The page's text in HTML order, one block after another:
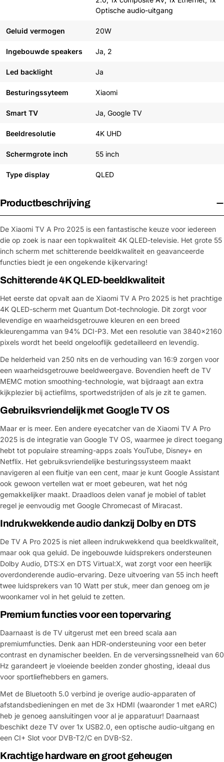
Optische audio-uitgang
Geluid vermogen 20W
Ingebouwde speakers Ja, 2
Led backlight Ja
Besturingssyteem Xiaomi
Smart TV Ja, Google TV
Beeldresolutie 4K UHD
Schermgrote inch 55 inch
Type display QLED
Productbeschrijving
De Xiaomi TV A Pro 2025 is een fantastische keuze voor iedereen
die op zoek is naar een topkwaliteit 4K QLED-televisie. Het grote 55
inch scherm met schitterende beeldkwaliteit en geavanceerde
functies biedt je een ongekende kijkervaring!
Schitterende 4K QLED-beeldkwaliteit
Het eerste dat opvalt aan de Xiaomi TV A Pro 2025 is het prachtige
4K QLED-scherm met Quantum Dot-technologie. Dit zorgt voor
levendige en waarheidsgetrouwe kleuren en een breed
kleurengamma van 94% DCI-P3. Met een resolutie van 3840x2160
pixels wordt het beeld ongelooflijk gedetailleerd en levendig.
De helderheid van 250 nits en de verhouding van 16:9 zorgen voor
een waarheidsgetrouwe beeldweergave. Bovendien heeft de TV
MEMC motion smoothing-technologie, wat bijdraagt aan extra
kijkplezier bij actiefilms, sportwedstrijden of als je zit te gamen.
Gebruiksvriendelijk met Google TV OS
Maar er is meer. Een andere eyecatcher van de Xiaomi TV A Pro
2025 is de integratie van Google TV OS, waarmee je direct toegang
hebt tot populaire streaming-apps zoals YouTube, Disney+ en
Netflix. Het gebruiksvriendelijke besturingssysteem maakt
navigeren al een fluitje van een cent, maar je kunt Google Assistant
ook gewoon vertellen wat er moet gebeuren, wat het nóg
gemakkelijker maakt. Draadloos delen vanaf je mobiel of tablet
regel je eenvoudig met Google Chromecast of Miracast.
Indrukwekkende audio dankzij Dolby en DTS
De TV A Pro 2025 is niet alleen indrukwekkend qua beeldkwaliteit,
maar ook qua geluid. De ingebouwde luidsprekers ondersteunen
Dolby Audio, DTS:X en DTS Virtual:X, wat zorgt voor een heerlijk
overdonderende audio-ervaring. Deze uitvoering van 55 inch heeft
twee luidsprekers van 10 Watt per stuk, meer dan genoeg om je
woonkamer vol in het geluid te zetten.
Premium functies voor een topervaring
Daarnaast is de TV uitgerust met een breed scala aan
premiumfuncties. Denk aan HDR-ondersteuning voor een beter
contrast en dynamischer beelden. En de verversingssnelheid van 60
Hz garandeert je vloeiende beelden zonder ghosting, ideaal dus
voor sportliefhebbers en gamers.
Met de Bluetooth 5.0 verbind je overige audio-apparaten of
afstandsbedieningen en met de 3x HDMI (waaronder 1 met eARC)
heb je genoeg aansluitingen voor al je apparatuur! Daarnaast
beschikt deze TV over 1x USB2.0, een optische audio-uitgang en
een CI+ Slot voor DVB-T2/C en DVB-S2.
Krachtige hardware en groot geheugen
Stel een vraag
naam